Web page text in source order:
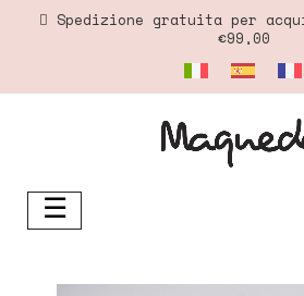
Spedizione gratuita per
€99,00
navigazione
Toggle
☰